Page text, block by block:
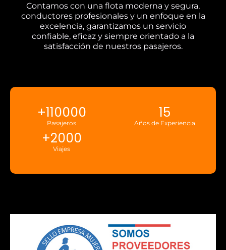
Contamos con una flota moderna y segura,
conductores profesionales y un enfoque en la
excelencia, garantizamos un servicio
confiable, eficaz y siempre orientado a la
satisfacción de nuestros pasajeros.
Pasajeros
+110000
Años de Experiencia
15
Viajes
+2000